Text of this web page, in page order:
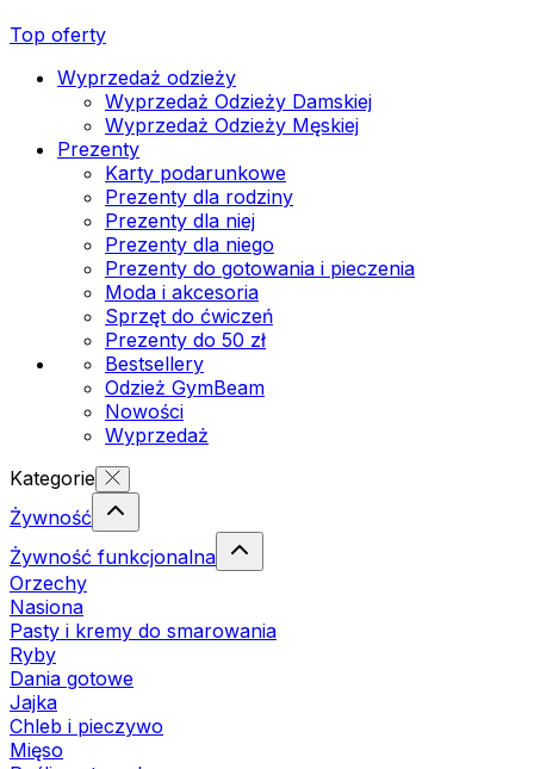
Top oferty
Wyprzedaż odzieży
Wyprzedaż Odzieży Damskiej
Wyprzedaż Odzieży Męskiej
Prezenty
Karty podarunkowe
Prezenty dla rodziny
Prezenty dla niej
Prezenty dla niego
Prezenty do gotowania i pieczenia
Moda i akcesoria
Sprzęt do ćwiczeń
Prezenty do 50 zł
Bestsellery
Odzież GymBeam
Nowości
Wyprzedaż
Kategorie
Żywność
Żywność funkcjonalna
Orzechy
Nasiona
Pasty i kremy do smarowania
Ryby
Dania gotowe
Jajka
Chleb i pieczywo
Mięso